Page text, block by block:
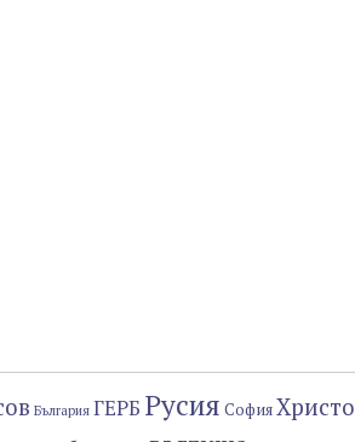
България ГЕРБ Русия СофияХристо